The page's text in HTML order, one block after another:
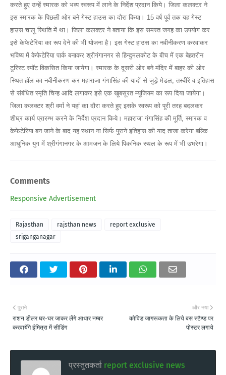
करते हुए उन्हें स्मारक को भव्य स्वरूप में लाने के निर्देश प्रदान किये। जिला कलक्टर ने
इस स्मारक के पिछली ओर बने गेस्ट हाउस का दौरा किया। 15 वर्ष पूर्व तक यह गेस्ट
हाउस चालू स्थिति में था। जिला कलक्टर ने बताया कि इस समस्त जगह का उपयोग कर
इसे केफेटेरिया का रूप देने की भी योजना है। इस गेस्ट हाउस का नवीनीकरण करवाकर
भविष्य में केफेटेरिया पार्क बनाकर श्रीगंगानगर से हिन्दुमलकोट के बीच में एक बेहतरीन
टूरिस्ट स्पाॅट विकसित किया जायेगा। स्मारक के दूसरी ओर बने मंदिर में बाहर की ओर
स्थित हाॅल का नवीनीकरण कर महाराजा गंगासिंह की यादों से जुड़े मेडल, तस्वीरें व इतिहास
से संबंधित स्मृति चिन्ह आदि लगाकर इसे एक खूबसूरत म्यूजियम का रूप दिया जायेगा।
जिला कलक्टर श्री वर्मा ने यहां का दौरा करते हुए इसके स्वरूप को पूरी तरह बदलकर
शीघ्र कार्य प्रारम्भ करने के निर्देश प्रदान किये। महाराजा गंगासिंह की मूर्ति, स्मारक व
केफेटेरिया बन जाने के बाद यह स्थान ना सिर्फ पुराने इतिहास की याद ताजा करेगा बल्कि
आधुनिक युग में श्रीगंगानगर के आमजन के लिये पिकनिक स्थल के रूप में भी उभरेगा।
Comments
Responsive Advertisement
Rajasthan rajsthan news
report exclusive
sriganganagar
और नया
कोविड जागरूकता के लिये बस स्टैण्ड पर
पोस्टर लगाये
पुराने
राशन डीलर घर-घर जाकर लेंगे आधार नम्बर
करवायेंगे ईमित्रा में सीडिंग
प्रस्तुतकर्ता report exclusive news